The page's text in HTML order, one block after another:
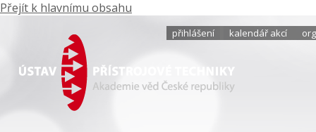
Přejít k hlavnímu obsahu
přihlášení kalendář akcí